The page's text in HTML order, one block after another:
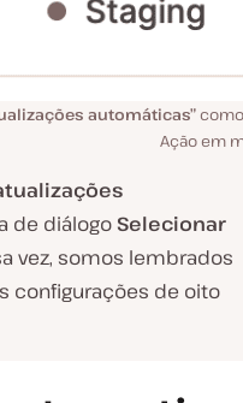
automáticas”
Ação em
de diálogo Selecionar
vez, somos lembrados
configurações de oito